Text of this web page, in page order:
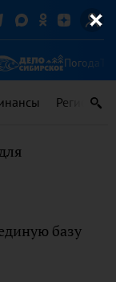
Погода
Регионы
базу